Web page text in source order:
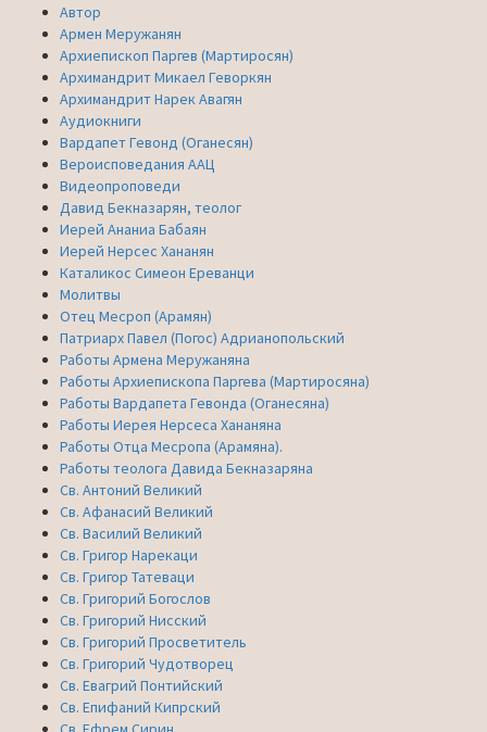
Автор
Армен Меружанян
Архиепископ Паргев (Мартиросян)
Архимандрит Микаел Геворкян
Архимандрит Нарек Авагян
Аудиокниги
Вардапет Гевонд (Оганесян)
Вероисповедания ААЦ
Видеопроповеди
Давид Бекназарян, теолог
Иерей Ананиа Бабаян
Иерей Нерсес Хананян
Каталикос Симеон Ереванци
Молитвы
Отец Месроп (Арамян)
Патриарх Павел (Погос) Адрианопольский
Работы Армена Меружаняна
Работы Архиепископа Паргева (Мартиросяна)
Работы Вардапета Гевонда (Оганесяна)
Работы Иерея Нерсеса Хананяна
Работы Отца Месропа (Арамяна).
Работы теолога Давида Бекназаряна
Св. Антоний Великий
Св. Афанасий Великий
Св. Василий Великий
Св. Григор Нарекаци
Св. Григор Татеваци
Св. Григорий Богослов
Св. Григорий Нисский
Св. Григорий Просветитель
Св. Григорий Чудотворец
Св. Евагрий Понтийский
Св. Епифаний Кипрский